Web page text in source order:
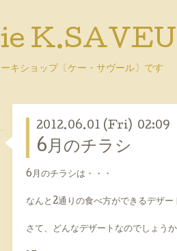
キショップ〔ケー・サヴール〕です
2012.06.01 (Fri) 02:09
6月のチラシ
6月のチラシは・・・
なんと2通りの食べ方ができるデザー
さて、どんなデザートなのでしょうか